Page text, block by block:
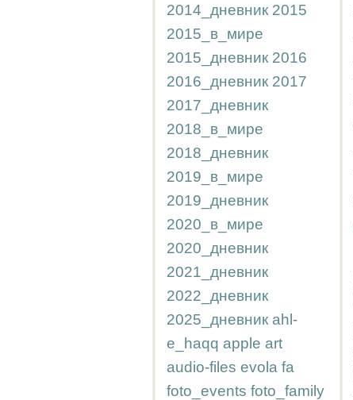
2014_дневник 2015
2015_в_мире
2015_дневник 2016
2016_дневник 2017
2017_дневник
2018_в_мире
2018_дневник
2019_в_мире
2019_дневник
2020_в_мире
2020_дневник
2021_дневник
2022_дневник
2025_дневник ahl-
e_haqq apple art
audio-files evola fa
foto_events foto_family